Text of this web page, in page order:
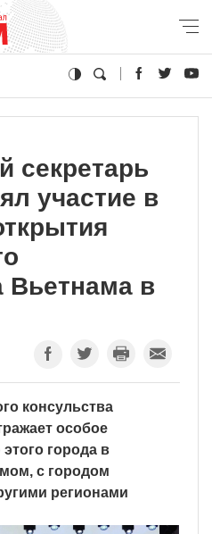
секретарь
участие в
Вьетнама в
консульства
особое
города в
с городом
регионами